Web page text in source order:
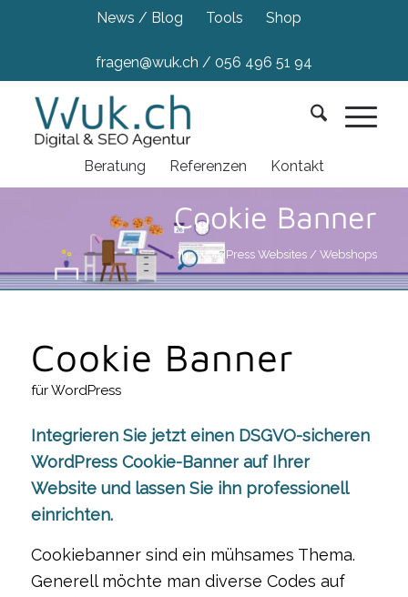
News / Blog Tools Shop
fragen@wuk.ch / 056 496 51 94
Beratung Referenzen Kontakt
Cookie Banner
für WordPress Websites / Webshops
Cookie Banner
für WordPress
Integrieren Sie jetzt einen DSGVO-sicheren
WordPress Cookie-Banner auf Ihrer
Website und lassen Sie ihn professionell
einrichten.
Cookiebanner sind ein mühsames Thema.
Generell möchte man diverse Codes auf